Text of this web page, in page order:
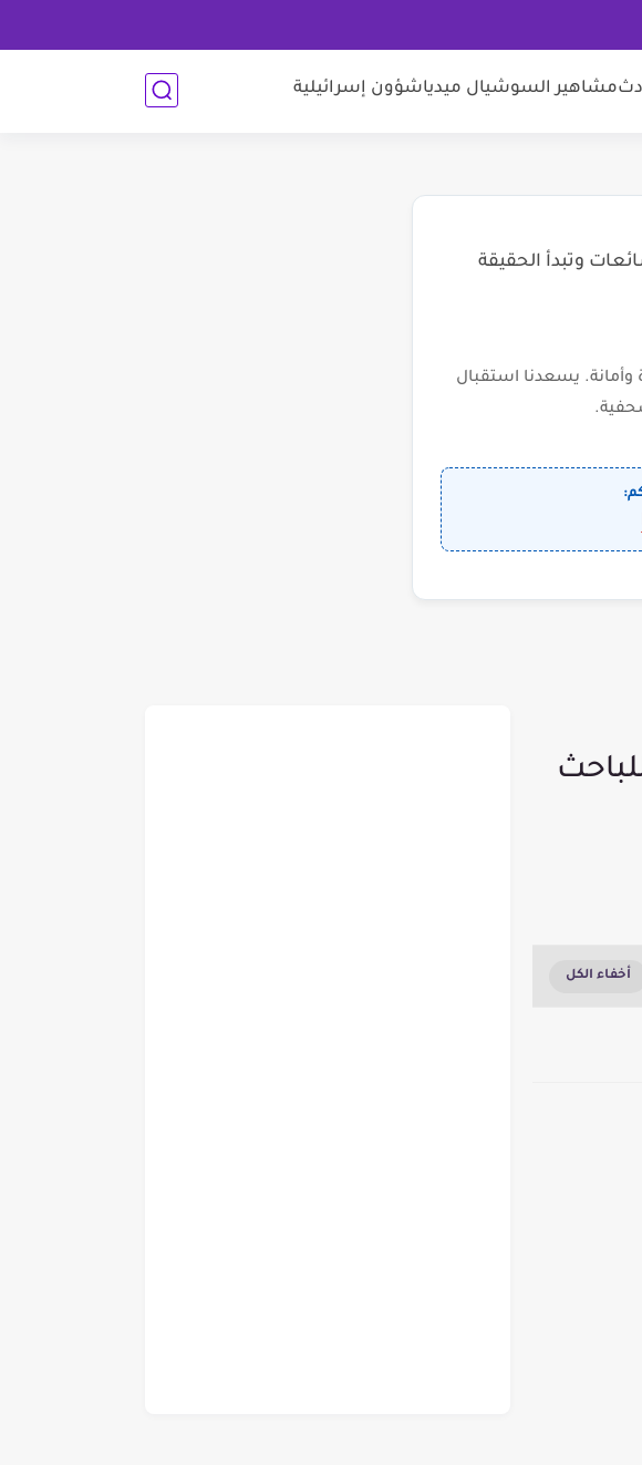
مشاهير السوشيال ميدياشؤون إسرائيلية
وتبدأ الحقيقة
يسعدنا استقبال